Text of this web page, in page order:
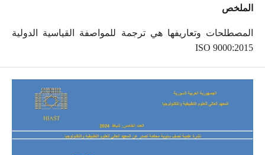
الملخص
المصطلحات وتعاريفها هي ترجمة للمواصفة القياسية الدولية
ISO 9000:2015